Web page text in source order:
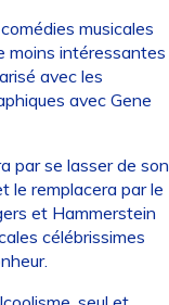
musicales
moins intéressantes
avec les
avec Gene
par se lasser de son
le remplacera par le
et Hammerstein
célébrissimes